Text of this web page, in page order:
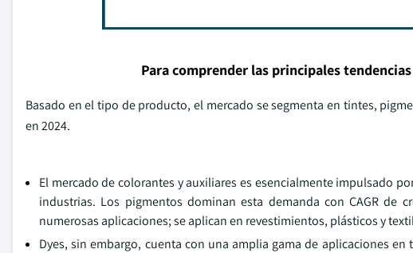
Para comprender las principales
Basado en el tipo de producto, el mercado se segmenta en tintes,
en 2024.
El mercado de colorantes y auxiliares es esencialmente impulsado
industrias. Los pigmentos dominan esta demanda con CAGR
numerosas aplicaciones; se aplican en revestimientos, plásticos y
Dyes, sin embargo, cuenta con una amplia gama de aplicaciones